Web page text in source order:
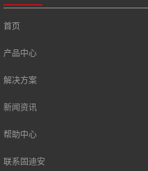
首页
产品中心
解决方案
新闻资讯
帮助中心
联系固迪安